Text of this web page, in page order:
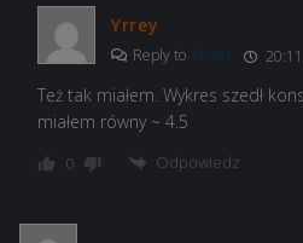
Yrrey
Reply to lamer
Też tak miałem. Wykres szedł
miałem równy ~ 4.5
0 Odpowiedz